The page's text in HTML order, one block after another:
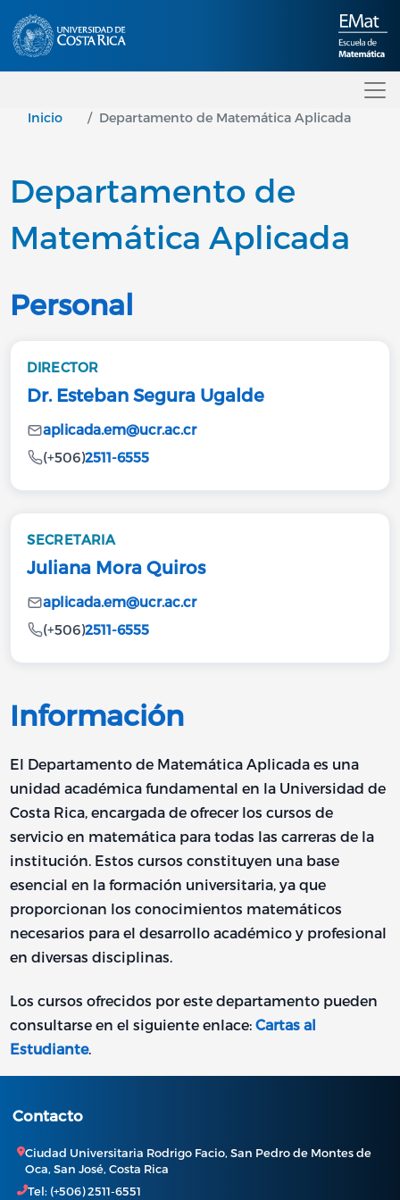
Inicio Departamento de Matemática Aplicada
Departamento de
Matemática Aplicada
Personal
DIRECTOR
Dr. Esteban Segura Ugalde
aplicada.em@ucr.ac.cr
(+506)2511-6555
SECRETARIA
Juliana Mora Quiros
aplicada.em@ucr.ac.cr
(+506)2511-6555
Información
El Departamento de Matemática Aplicada es una
unidad académica fundamental en la Universidad de
Costa Rica, encargada de ofrecer los cursos de
servicio en matemática para todas las carreras de la
institución. Estos cursos constituyen una base
esencial en la formación universitaria, ya que
proporcionan los conocimientos matemáticos
necesarios para el desarrollo académico y profesional
en diversas disciplinas.
Los cursos ofrecidos por este departamento pueden
consultarse en el siguiente enlace:Cartas al
Estudiante.
Contacto
Ciudad Universitaria Rodrigo Facio, San Pedro de Montes de
Oca, San José, Costa Rica
Tel: (+506) 2511-6551